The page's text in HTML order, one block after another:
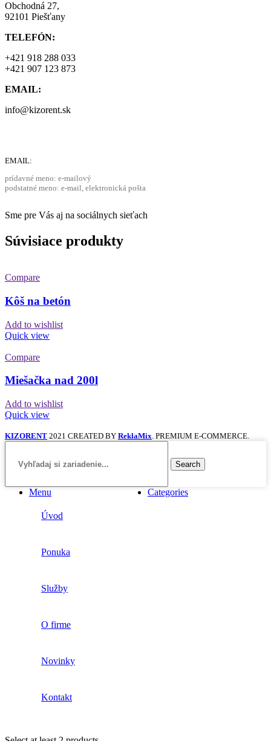
Obchodná 27,
92101 Piešťany
TELEFÓN:
+421 918 288 033
+421 907 123 873
EMAIL:
info@kizorent.sk
EMAIL:
prídavné meno: e-mailový
podstatné meno: e-mail, elektronická pošta
Sme pre Vás aj na sociálnych sieťach
Súvisiace produkty
Compare
Kôš na betón
Add to wishlist
Quick view
Compare
Miešačka nad 200l
Add to wishlist
Quick view
KIZORENT 2021 CREATED BY ReklaMix. PREMIUM E-COMMERCE.
Search
Menu Categories
Úvod
Ponuka
Služby
O firme
Novinky
Kontakt